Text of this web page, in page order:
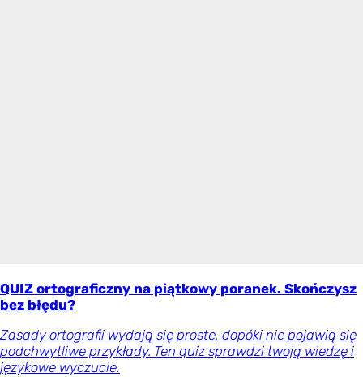
QUIZ ortograficzny na piątkowy poranek. Skończysz
bez błędu?
Zasady ortografii wydają się proste, dopóki nie pojawią się
podchwytliwe przykłady. Ten quiz sprawdzi twoją wiedzę i
językowe wyczucie.